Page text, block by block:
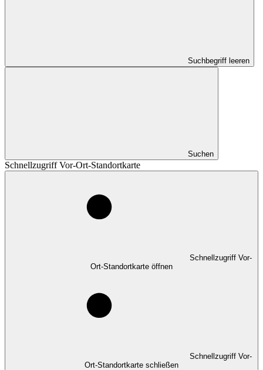
Suchbegriff leeren
Suchen
Schnellzugriff Vor-Ort-Standortkarte
Schnellzugriff Vor-
Ort-Standortkarte öffnen
Schnellzugriff Vor-
Ort-Standortkarte schließen